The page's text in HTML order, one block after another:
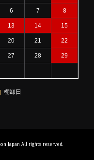
6 7 8
13 14 15
20 21 22
27 28 29
棚卸日
Japan All rights reserved.